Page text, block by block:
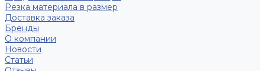
Резка материала в размер
Доставка заказа
Бренды
О компании
Новости
Статьи